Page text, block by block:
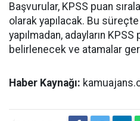
Başvurular, KPSS puan
olarak yapılacak. Bu
yapılmadan, adayların
belirlenecek ve atamalar
Haber Kaynağı: